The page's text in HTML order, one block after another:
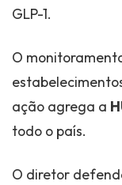
GLP-1.
O
ação agrega a
todo o país.
O diretor